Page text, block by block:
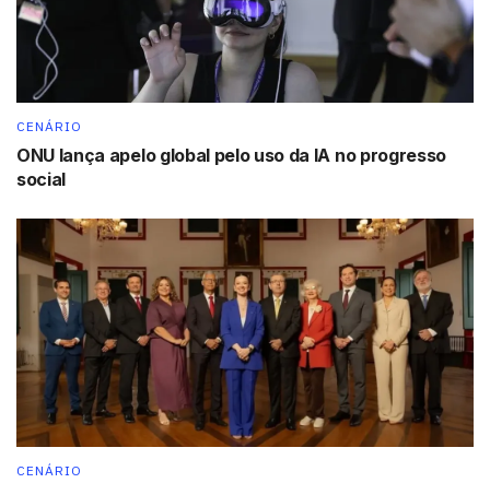
motociclistas seja mais segura, reduzindo acidentes e
proporcionando um tráfego mais fluido na cidade.
Tags: Motofaixa trânsito
CENÁRIO
ONU lança apelo global pelo uso da IA no progresso
social
CENÁRIO